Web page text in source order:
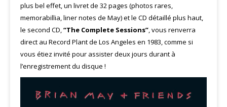
plus bel effet, un livret de 32 pages (photos rares,
memorabillia, liner notes de May) et le CD détaillé plus haut,
le second CD,“The Complete Sessions”, vous renverra
direct au Record Plant de Los Angeles en 1983, comme si
vous étiez invité pour assister deux jours durant à
l’enregistrement du disque !